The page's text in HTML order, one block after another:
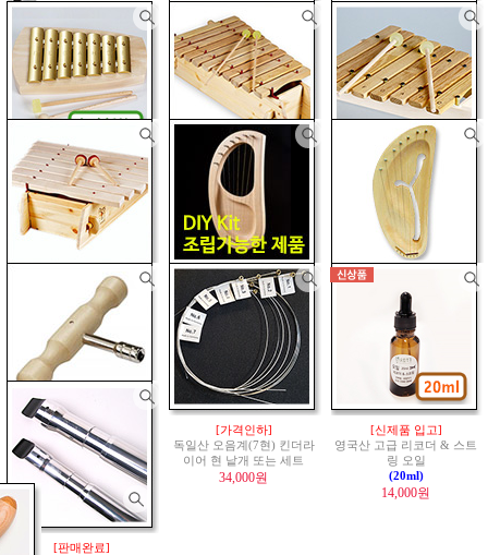
[2024년 8월 New Model]
Excellent Quality Profession
al
리어휘슬 Low D키
가성비 200%
410,000원
[인기제품!]
스웨덴 Auris 社 직수입
오음계글로켄슈필
KPH(커브형)
(A=440Hz)
138,000원
스웨덴 Auris 社 직수입
온음계12음 글로켄슈필 커
브형
KDH-012
(A=440Hz)
200,000원
[스웨덴 Auris 社 직수입]
오음계글로켄슈필
KAP-007(플랫형)
(A=440Hz)
94,000원
[신규입고완료]
Auris 마림바 11음 XDL-011
(온음계)
561,000원
[스웨덴 Auris 社 직수입]
온음계
실로폰(XRD-908)
176,000원
[신규입고완료]
Auris 베이스마림바 7음 XA
M-007 (오음계)
671,000원
[아우리스 정품 직수입]
오음계 킨더라이어 7현[LO
Pentatonic
DIY Kit
196,000원
[3/4 재입고 완료]
오음계 킨더라이어 7현[LN
P]
Pentatonic
d'(D3) ~ d"(D4)
352,000원
[스웨덴 Auris 社 직수입]
Auris 社 T-자형 튜닝렌치 /
조율기
17,000원
[가격인하]
독일산 오음계(7현) 킨더라
이어 현 낱개 또는 세트
34,000원
[신제품 입고]
영국산 고급 리코더 & 스트
링 오일
(20ml)
14,000원
[판매완료]